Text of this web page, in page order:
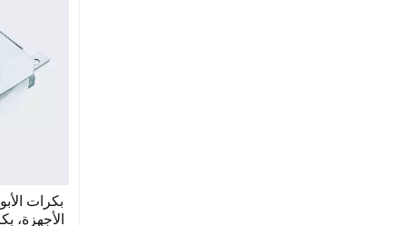
بكرات
الأجهزة،